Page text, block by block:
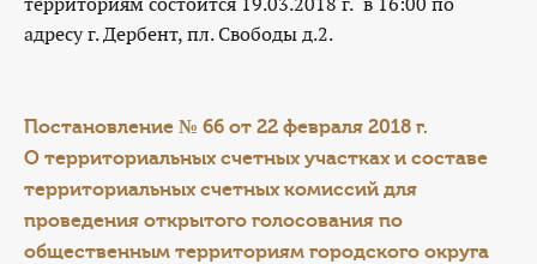
адресу г. Дербент, пл. Свободы д.2.
Постановление № 66 от 22 февраля 2018 г.
О территориальных счетных участках и составе
территориальных счетных комиссий для
проведения открытого голосования по
общественным территориям городского округа